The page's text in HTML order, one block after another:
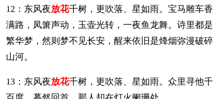
12：东风夜放花千树，更吹落、星如雨。宝马雕车香
满路，凤箫声动，玉壶光转，一夜鱼龙舞。诗里都是
繁华梦，然则梦不见长安，醒来依旧是烽烟弥漫破碎
山河。
13：东风夜放花千树，更吹落、星如雨。众里寻他千